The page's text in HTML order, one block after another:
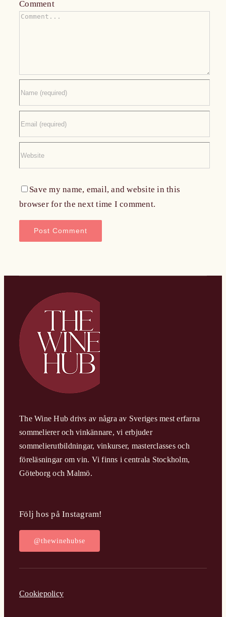
Comment
Save my name, email, and website in this
browser for the next time I comment.
The Wine Hub drivs av några av Sveriges mest erfarna
sommelierer och vinkännare, vi erbjuder
sommelierutbildningar, vinkurser, masterclasses och
föreläsningar om vin. Vi finns i centrala Stockholm,
Göteborg och Malmö.
Följ hos på Instagram!
@thewinehubse
Cookiepolicy